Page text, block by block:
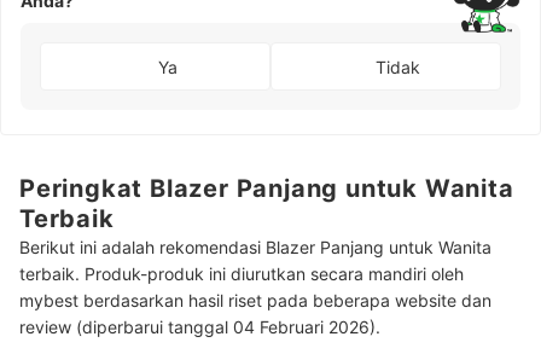
Ya Tidak
Peringkat Blazer Panjang untuk Wanita
Terbaik
Berikut ini adalah rekomendasi Blazer Panjang untuk Wanita
terbaik. Produk-produk ini diurutkan secara mandiri oleh
mybest berdasarkan hasil riset pada beberapa website dan
review (diperbarui tanggal 04 Februari 2026).